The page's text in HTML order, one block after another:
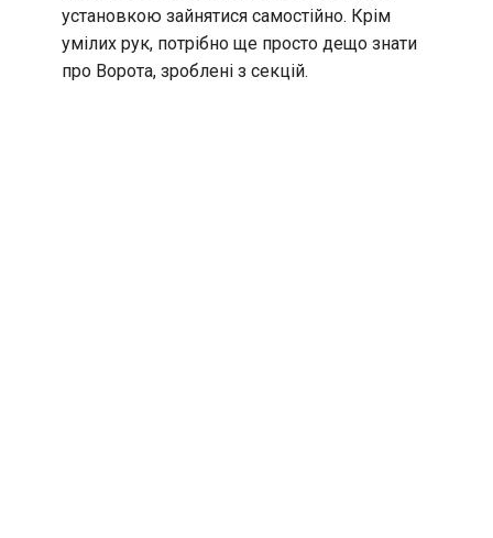
установкою зайнятися самостійно. Крім
умілих рук, потрібно ще просто дещо знати
про Ворота, зроблені з секцій.